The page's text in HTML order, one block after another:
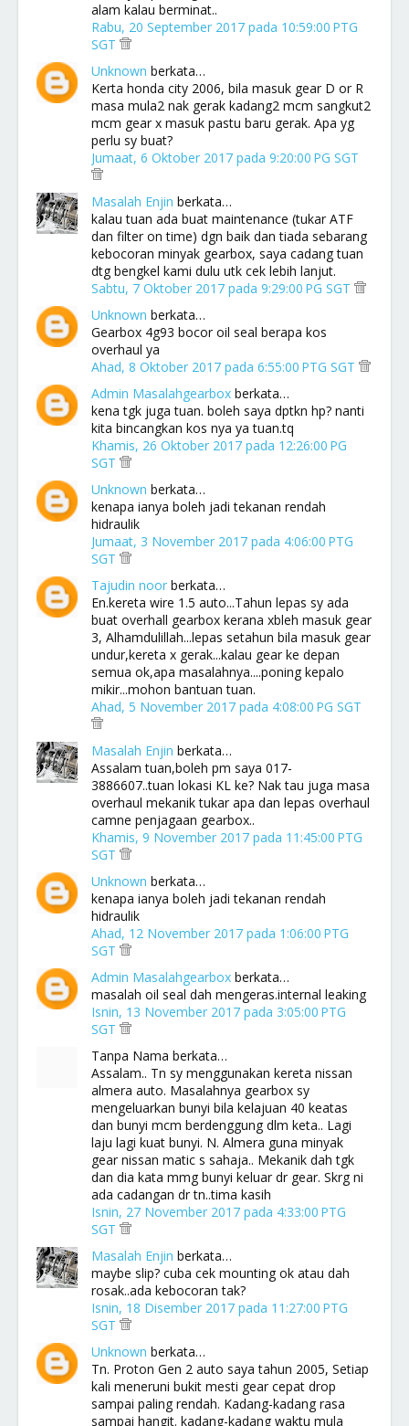
alam kalau berminat..
Rabu, 20 September 2017 pada 10:59:00 PTG
SGT
Unknown berkata…
Kerta honda city 2006, bila masuk gear D or R
masa mula2 nak gerak kadang2 mcm sangkut2
mcm gear x masuk pastu baru gerak. Apa yg
perlu sy buat?
Jumaat, 6 Oktober 2017 pada 9:20:00 PG SGT
Masalah Enjin berkata…
kalau tuan ada buat maintenance (tukar ATF
dan filter on time) dgn baik dan tiada sebarang
kebocoran minyak gearbox, saya cadang tuan
dtg bengkel kami dulu utk cek lebih lanjut.
Sabtu, 7 Oktober 2017 pada 9:29:00 PG SGT
Unknown berkata…
Gearbox 4g93 bocor oil seal berapa kos
overhaul ya
Ahad, 8 Oktober 2017 pada 6:55:00 PTG SGT
Admin Masalahgearbox berkata…
kena tgk juga tuan. boleh saya dptkn hp? nanti
kita bincangkan kos nya ya tuan.tq
Khamis, 26 Oktober 2017 pada 12:26:00 PG
SGT
Unknown berkata…
kenapa ianya boleh jadi tekanan rendah
hidraulik
Jumaat, 3 November 2017 pada 4:06:00 PTG
SGT
Tajudin noor berkata…
En.kereta wire 1.5 auto...Tahun lepas sy ada
buat overhall gearbox kerana xbleh masuk gear
3, Alhamdulillah...lepas setahun bila masuk gear
undur,kereta x gerak...kalau gear ke depan
semua ok,apa masalahnya....poning kepalo
mikir...mohon bantuan tuan.
Ahad, 5 November 2017 pada 4:08:00 PG SGT
Masalah Enjin berkata…
Assalam tuan,boleh pm saya 017-
3886607..tuan lokasi KL ke? Nak tau juga masa
overhaul mekanik tukar apa dan lepas overhaul
camne penjagaan gearbox..
Khamis, 9 November 2017 pada 11:45:00 PTG
SGT
Unknown berkata…
kenapa ianya boleh jadi tekanan rendah
hidraulik
Ahad, 12 November 2017 pada 1:06:00 PTG
SGT
Admin Masalahgearbox berkata…
masalah oil seal dah mengeras.internal leaking
Isnin, 13 November 2017 pada 3:05:00 PTG
SGT
Tanpa Nama berkata…
Assalam.. Tn sy menggunakan kereta nissan
almera auto. Masalahnya gearbox sy
mengeluarkan bunyi bila kelajuan 40 keatas
dan bunyi mcm berdenggung dlm keta.. Lagi
laju lagi kuat bunyi. N. Almera guna minyak
gear nissan matic s sahaja.. Mekanik dah tgk
dan dia kata mmg bunyi keluar dr gear. Skrg ni
ada cadangan dr tn..tima kasih
Isnin, 27 November 2017 pada 4:33:00 PTG
SGT
Masalah Enjin berkata…
maybe slip? cuba cek mounting ok atau dah
rosak..ada kebocoran tak?
Isnin, 18 Disember 2017 pada 11:27:00 PTG
SGT
Unknown berkata…
Tn. Proton Gen 2 auto saya tahun 2005, Setiap
kali meneruni bukit mesti gear cepat drop
sampai paling rendah. Kadang-kadang rasa
sampai hangit. kadang-kadang waktu mula